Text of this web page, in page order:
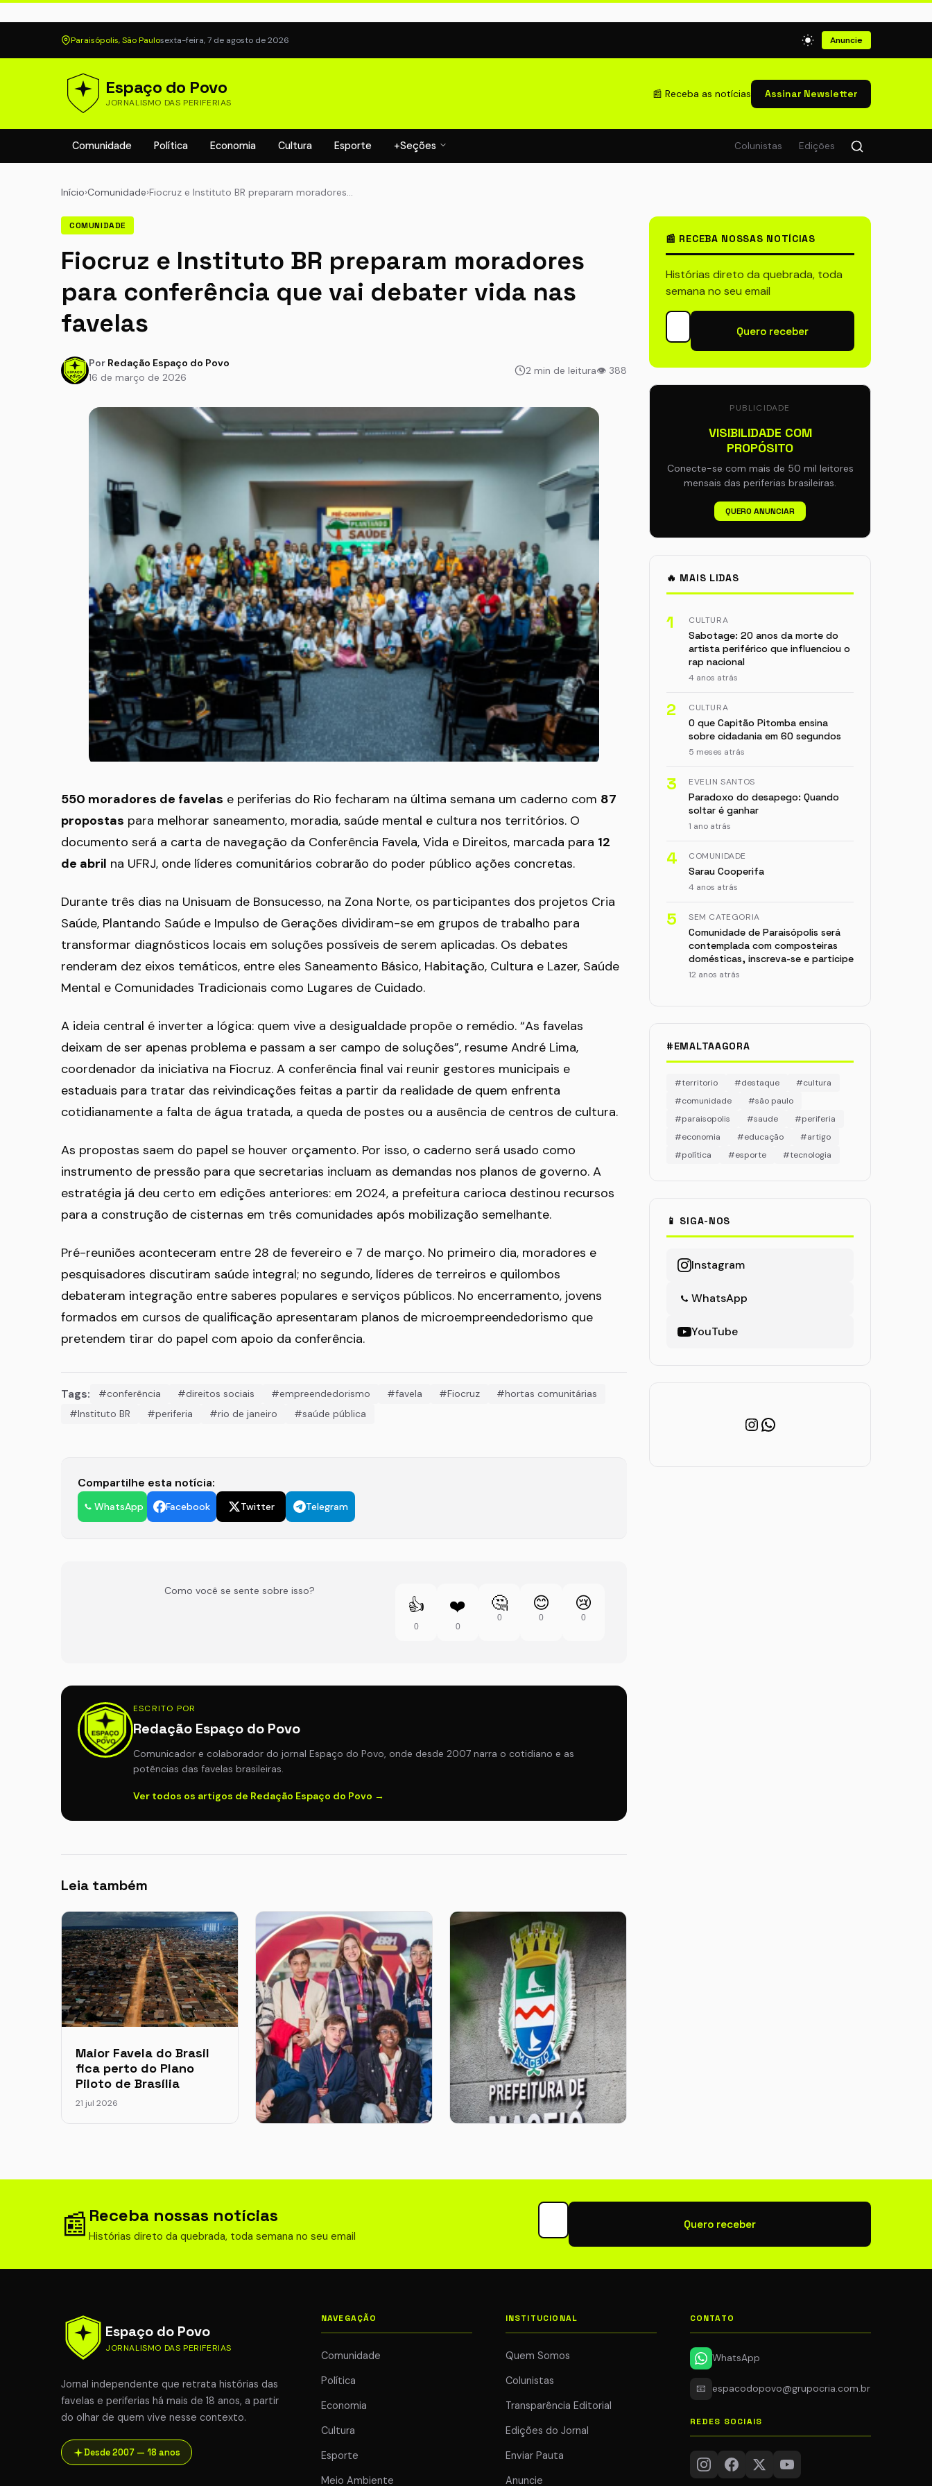
Paraisópolis, São Paulosexta-feira, 7 de agosto de 2026 Anuncie
Espaço do Povo
JORNALISMO DAS PERIFERIAS
📰 Receba as notícias Assinar Newsletter
Comunidade Política Economia Cultura Esporte +Seções Colunistas Edições
Início›Comunidade›Fiocruz e Instituto BR preparam moradores…
COMUNIDADE
Fiocruz e Instituto BR preparam moradores
para conferência que vai debater vida nas
favelas
Por Redação Espaço do Povo
16 de março de 2026
2 min de leitura👁 388
550 moradores de favelas e periferias do Rio fecharam na última semana um caderno com 87
propostas para melhorar saneamento, moradia, saúde mental e cultura nos territórios. O
documento será a carta de navegação da Conferência Favela, Vida e Direitos, marcada para 12
de abril na UFRJ, onde líderes comunitários cobrarão do poder público ações concretas.
Durante três dias na Unisuam de Bonsucesso, na Zona Norte, os participantes dos projetos Cria
Saúde, Plantando Saúde e Impulso de Gerações dividiram-se em grupos de trabalho para
transformar diagnósticos locais em soluções possíveis de serem aplicadas. Os debates
renderam dez eixos temáticos, entre eles Saneamento Básico, Habitação, Cultura e Lazer, Saúde
Mental e Comunidades Tradicionais como Lugares de Cuidado.
A ideia central é inverter a lógica: quem vive a desigualdade propõe o remédio. “As favelas
deixam de ser apenas problema e passam a ser campo de soluções”, resume André Lima,
coordenador da iniciativa na Fiocruz. A conferência final vai reunir gestores municipais e
estaduais para tratar das reivindicações feitas a partir da realidade de quem enfrenta
cotidianamente a falta de água tratada, a queda de postes ou a ausência de centros de cultura.
As propostas saem do papel se houver orçamento. Por isso, o caderno será usado como
instrumento de pressão para que secretarias incluam as demandas nos planos de governo. A
estratégia já deu certo em edições anteriores: em 2024, a prefeitura carioca destinou recursos
para a construção de cisternas em três comunidades após mobilização semelhante.
Pré-reuniões aconteceram entre 28 de fevereiro e 7 de março. No primeiro dia, moradores e
pesquisadores discutiram saúde integral; no segundo, líderes de terreiros e quilombos
debateram integração entre saberes populares e serviços públicos. No encerramento, jovens
formados em cursos de qualificação apresentaram planos de microempreendedorismo que
pretendem tirar do papel com apoio da conferência.
Tags: #conferência #direitos sociais #empreendedorismo #favela #Fiocruz
#hortas comunitárias
#Instituto BR
#periferia #rio de janeiro #saúde pública
Compartilhe esta notícia:
WhatsApp Facebook Twitter Telegram
Como você se sente sobre isso?
👍
0
❤️
0
🤔
0
😊
0
😢
0
ESCRITO POR
Redação Espaço do Povo
Comunicador e colaborador do jornal Espaço do Povo, onde desde 2007 narra o cotidiano e as
potências das favelas brasileiras.
Ver todos os artigos de Redação Espaço do Povo →
Leia também
Maior Favela do Brasil
fica perto do Plano
Piloto de Brasília
21 jul 2026
em Florianópolis
Periferia para Projeto
📰 RECEBA NOSSAS NOTÍCIAS
Histórias direto da quebrada, toda
semana no seu email
Quero receber
PUBLICIDADE
VISIBILIDADE COM
PROPÓSITO
Conecte-se com mais de 50 mil leitores
mensais das periferias brasileiras.
QUERO ANUNCIAR
🔥 MAIS LIDAS
1 CULTURA
Sabotage: 20 anos da morte do
artista periférico que influenciou o
rap nacional
4 anos atrás
2 CULTURA
O que Capitão Pitomba ensina
sobre cidadania em 60 segundos
5 meses atrás
3 EVELIN SANTOS
Paradoxo do desapego: Quando
soltar é ganhar
1 ano atrás
4 COMUNIDADE
Sarau Cooperifa
4 anos atrás
5 SEM CATEGORIA
Comunidade de Paraisópolis será
contemplada com composteiras
domésticas, inscreva-se e participe
12 anos atrás
#EMALTAAGORA
#territorio #destaque
#cultura
#comunidade
#são paulo
#paraisopolis
#saude
#periferia
#economia
#educação
#artigo
#política
#esporte #tecnologia
📱 SIGA-NOS
Instagram
WhatsApp
YouTube
Instagram
WhatsApp
📰 Receba nossas notícias
Histórias direto da quebrada, toda semana no seu email
Seu email para newsletter
Quero receber
Espaço do Povo
JORNALISMO DAS PERIFERIAS
Jornal independente que retrata histórias das
favelas e periferias há mais de 18 anos, a partir
do olhar de quem vive nesse contexto.
Desde 2007 — 18 anos
NAVEGAÇÃO
Comunidade
Política
Economia
Cultura
Esporte
Meio Ambiente
INSTITUCIONAL
Quem Somos
Colunistas
Transparência Editorial
Edições do Jornal
Enviar Pauta
Anuncie
CONTATO
WhatsApp
📧 espacodopovo@grupocria.com.br
REDES SOCIAIS